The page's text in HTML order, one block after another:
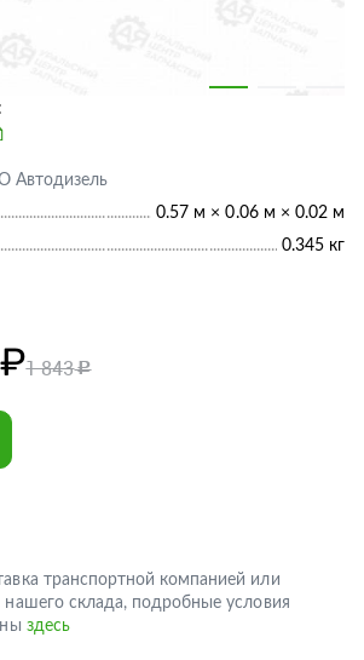
Автодизель
0.57 м × 0.06 м × 0.02 м
0.345 кг
1 843c
транспортной компанией или
склада, подробные условия
здесь